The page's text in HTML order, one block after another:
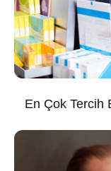
En Çok Tercih